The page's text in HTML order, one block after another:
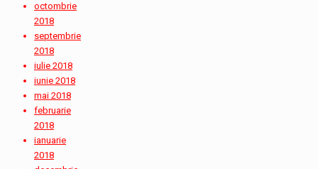
octombrie
2018
septembrie
2018
iulie 2018
iunie 2018
mai 2018
februarie
2018
ianuarie
2018